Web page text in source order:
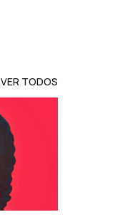
VER TODOS